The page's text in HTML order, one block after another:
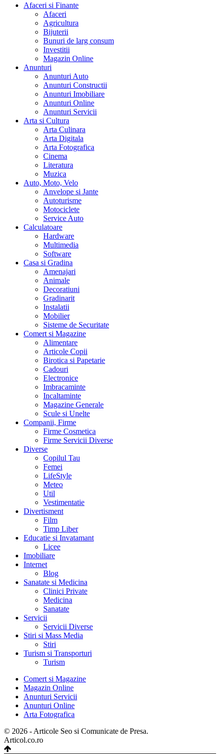
Afaceri si Finante
Afaceri
Agricultura
Bijuterii
Bunuri de larg consum
Investitii
Magazin Online
Anunturi
Anunturi Auto
Anunturi Constructii
Anunturi Imobiliare
Anunturi Online
Anunturi Servicii
Arta si Cultura
Arta Culinara
Arta Digitala
Arta Fotografica
Cinema
Literatura
Muzica
Auto, Moto, Velo
Anvelope si Jante
Autoturisme
Motociclete
Service Auto
Calculatoare
Hardware
Multimedia
Software
Casa si Gradina
Amenajari
Animale
Decoratiuni
Gradinarit
Instalatii
Mobilier
Sisteme de Securitate
Comert si Magazine
Alimentare
Articole Copii
Birotica si Papetarie
Cadouri
Electronice
Imbracaminte
Incaltaminte
Magazine Generale
Scule si Unelte
Companii, Firme
Firme Cosmetica
Firme Servicii Diverse
Diverse
Copilul Tau
Femei
LifeStyle
Meteo
Util
Vestimentatie
Divertisment
Film
Timp Liber
Educatie si Invatamant
Licee
Imobiliare
Internet
Blog
Sanatate si Medicina
Clinici Private
Medicina
Sanatate
Servicii
Servicii Diverse
Stiri si Mass Media
Stiri
Turism si Transporturi
Turism
Comert si Magazine
Magazin Online
Anunturi Servicii
Anunturi Online
Arta Fotografica
© 2026 - Articole Seo si Comunicate de Presa.
Articol.co.ro